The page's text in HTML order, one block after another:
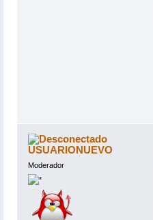
USUARIONUEVO
Moderador